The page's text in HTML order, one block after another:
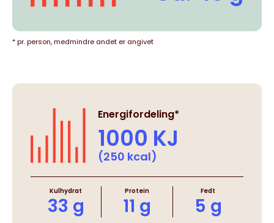
* pr. person, medmindre andet er angivet
Energifordeling*
1000 KJ
(250 kcal)
Kulhydrat
33 g
Protein
11 g
Fedt
5 g